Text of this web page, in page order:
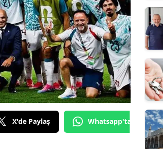
Burdur
Bursa
Çanakkale
Çankırı
Çorum
Denizli
Diyarbakır
X'de Paylaş Whatsapp'tan Gönder